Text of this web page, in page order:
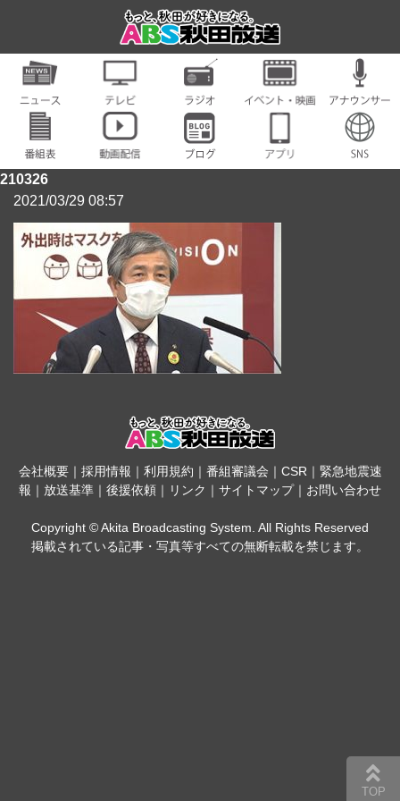
210326
2021/03/29 08:57
会社概要｜ 採用情報 ｜ 利用規約 ｜ 番組審議会 ｜ CSR｜ 緊急地震速
報 ｜ 放送基準 ｜ 後援依頼 ｜ リンク ｜ サイトマップ｜ お問い合わせ
Copyright © Akita Broadcasting System. All Rights Reserved
掲載されている記事・写真等すべての無断転載を禁じます。